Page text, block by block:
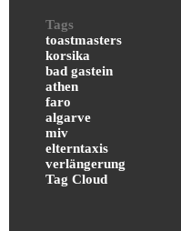
Tags
toastmasters
korsika
bad gastein
athen
faro
algarve
miv
elterntaxis
verlängerung
Tag Cloud